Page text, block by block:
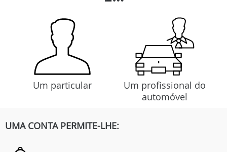
Um particular
Um profissional do
automóvel
UMA CONTA PERMITE-LHE: